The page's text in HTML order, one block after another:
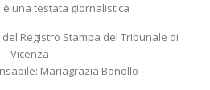
è una testata giornalistica
Registro Stampa del Tribunale di
Vicenza
Mariagrazia Bonollo